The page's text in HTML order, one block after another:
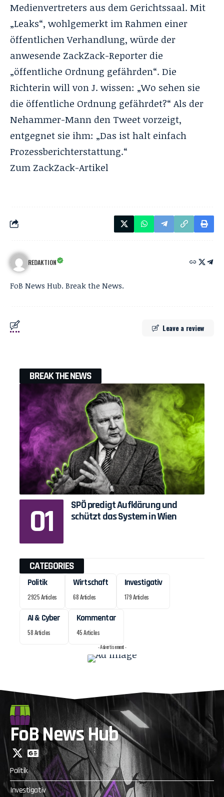
Medienvertreters aus dem Gerichtssaal. Mit
„Leaks“, wohlgemerkt im Rahmen einer
öffentlichen Verhandlung, würde der
anwesende ZackZack-Reporter die
„öffentliche Ordnung gefährden“. Die
Richterin will von J. wissen: „Wo sehen sie
die öffentliche Ordnung gefährdet?“ Als der
Nehammer-Mann den Tweet vorzeigt,
entgegnet sie ihm: „Das ist halt einfach
Prozessberichterstattung.“
Zum ZackZack-Artikel
REDAKTION
FoB News Hub. Break the News.
Leave a review
BREAK THE NEWS
SPÖ predigt Aufklärung und
schützt das System in Wien
CATEGORIES
Politik
2925 Articles
Wirtschaft
68 Articles
Investigativ
179 Articles
AI & Cyber
58 Articles
Kommentar
45 Articles
- Advertisement -
FoB News Hub
Politik
Investigativ